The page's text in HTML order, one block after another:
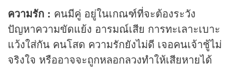
ความรัก : คนมีคู่ อยู่ในเกณฑ์ที่จะต้องระวัง
ปัญหาความขัดแย้ง อารมณ์เสีย การทะเลาะเบาะ
แว้งใส่กัน คนโสด ความรักยังไม่ดี เจอคนเจ้าชู้ไม่
จริงใจ หรืออาจจะถูกหลอกลวงทำให้เสียหายได้